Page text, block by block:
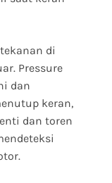
di
Pressure
dan
keran,
dan toren